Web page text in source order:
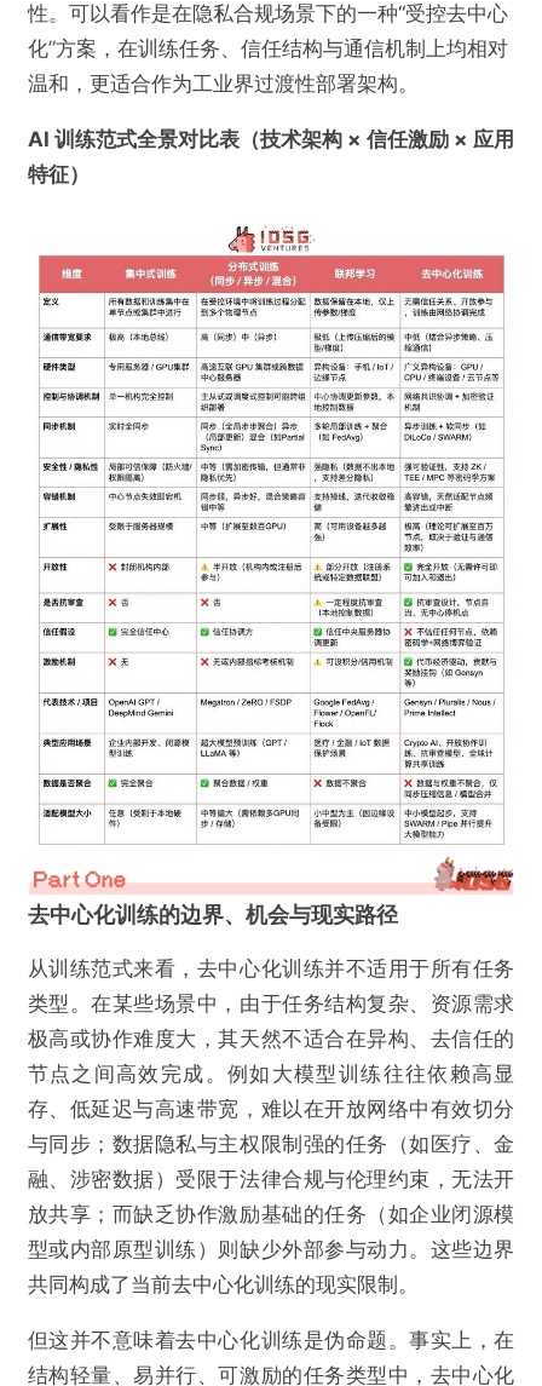
性。可以看作是在隐私合规场景下的一种“受控去中心
化”方案，在训练任务、信任结构与通信机制上均相对
温和，更适合作为工业界过渡性部署架构。
AI 训练范式全景对比表（技术架构 × 信任激励 × 应用
特征）
去中心化训练的边界、机会与现实路径
从训练范式来看，去中心化训练并不适用于所有任务
类型。在某些场景中，由于任务结构复杂、资源需求
极高或协作难度大，其天然不适合在异构、去信任的
节点之间高效完成。例如大模型训练往往依赖高显
存、低延迟与高速带宽，难以在开放网络中有效切分
与同步；数据隐私与主权限制强的任务（如医疗、金
融、涉密数据）受限于法律合规与伦理约束，无法开
放共享；而缺乏协作激励基础的任务（如企业闭源模
型或内部原型训练）则缺少外部参与动力。这些边界
共同构成了当前去中心化训练的现实限制。
但这并不意味着去中心化训练是伪命题。事实上，在
结构轻量、易并行、可激励的任务类型中，去中心化